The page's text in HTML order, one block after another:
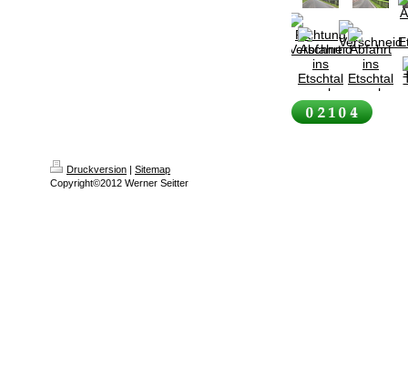
Druckversion | Sitemap
Copyright©2012 Werner Seitter